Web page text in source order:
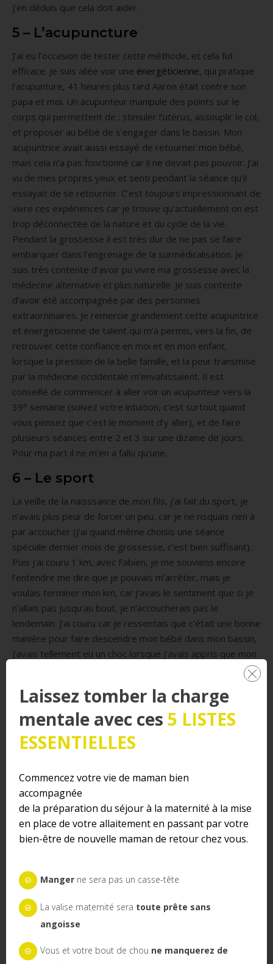
j’en déduis que cela doit aider.
5 – L’acupuncture
J’ai eu l’occasion de tester cette méthode, et cela fut
efficace. Je suis allée voir une énergéticienne, qui pratique
l’acupunture, 41 heures plus tard Aaron était contre son
papa et moi. Un acupunteur manipule des points sur le
corps qui permettent de : stimuler l’utérus, assouplir le col,
et proposer au bébé de s’engager dans le bassin. Mon
acupuntrice avait aussi essayé de retourner mon bébé,
mais cela n’a pas fonctionné car il ne devait pas pouvoir. J’ai
vu de mes propres yeux et senti pendant la séance qu’il
essayait de se retourner. C’est toujours impressionnant de
vivre ces expériences car je trouve qu’actuellement on est
trop déconnectée de la nature et du cycle de la vie.
Pendant la grossesse il est très dur de ne pas se faire
embarquer dans l’engrenage de la surmédicalisation. Je
suis très contente d’avoir pu vivre ma grossesse avec la
médecine alternative et plus naturelle. Je suis contente
d’avoir été accompagnée par des personnes
extraorninaires. Je remercie grandement cette acupuntrice
et énergéticienne de talent qui m’a permis, vers la fin, de
retrouver cette confiance en moi et en mon enfant,
lorsque la pression de la belle famille, et la peur transmise
par la médecine occidentale m’envahissaient. Il est
conseillé de commencer à aller voir un acupunteur vers la
39° semaine (suivez votre intuition, c’est surtout quand
vous pensez que c’est le moment d’y aller), et de faire
plusieurs séances entre 2 et 3 sur une dizaine de jours.
Pour ma part il ne m’en a fallu qu’une.
6 – Le sport
La veille de la naisssance de mon fils, j’ai fait du sport, je
n’avais plus peur de forcer un peu, car je ne risquais rien à
par accoucher (j’ai quand même choisis une séance
spéciale dernier mois de grossesse, c’est bien suffisant).
Puis j’ai couru 1 km, avec Fabien, je me souviens encore
l’entendre me dire que je pouvais m’arrêter, mais je
voulais terminer mon km, car j’avais le sentiment que si je
n’allais pas jusqu’au bout, je n’accoucherais pas le
lendemain. J’ai couru car je ressentais que c’était une bonne
manière pour faire descendre mon bébé dans mon bassin,
j’avais tellement eu un choc lorsque j’avais appris que mon
col était super fermé, et que mon bébé était bien haut à la
dernière écho, que je voulais qu’il appuie sur mon col pour
qu’il puisse commencer à se dilater.
Dans les dernières semaines de grossesse, je vous
conseille de vous éclater, de vous lâcher, à sortir en ville
plus il faut profiter du temps précieux qu’il vous reste, car
la première année, votre bébé vous demandera beaucoup
de temps.
7 – Faire l’amour
efficace. Pourquoi faire l’amour est une bonne technique ?
occitocynes par la stimulation des seins et notre plaisir.
L’occytocine provoque des contractions. Le sperme de
l’homme quand à lui contient des prostaglandines, cela sert
à modifier l’élasticité du col. L’occitocyne permet de
Laissez tomber la charge
mentale avec ces 5 LISTES
ESSENTIELLES
Commencez votre vie de maman bien
accompagnée
de la préparation du séjour à la maternité à la mise
en place de votre allaitement en passant par votre
bien-être de nouvelle maman de retour chez vous.
Manger ne sera pas un casse-tête
La valise maternité sera toute prête sans
angoisse
Vous et votre bout de chou ne manquerez de